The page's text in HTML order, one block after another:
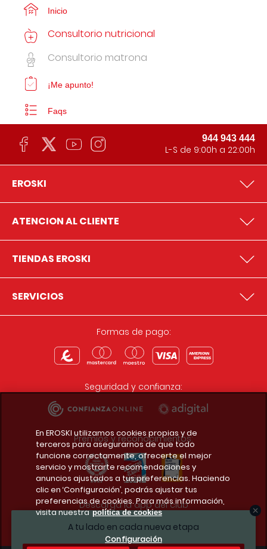
A tu lado en cada nueva etapa
Inicio
Consultorio nutricional
Consultorio matrona
¡Me apunto!
Faqs
944 943 444
L-S de 9:00h a 22:00h
EROSKI
ATENCION AL CLIENTE
TIENDAS EROSKI
SERVICIOS
Formas de pago:
Seguridad y confianza:
Premios y reconocimientos:
Descarga la app del club
En EROSKI utilizamos cookies propias y de
terceros para asegurarnos de que todo
funcione correctamente, ofrecerte el mejor
servicio y mostrarte recomendaciones y
anuncios ajustados a tus preferencias. Haciendo
clic en ‘Configuración’, podrás ajustar tus
preferencias de cookies. Para más información,
visita nuestra política de cookies
Configuración